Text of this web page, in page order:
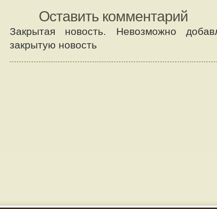
Оставить комментарий
Закрытая новость. Невозможно
закрытую новость